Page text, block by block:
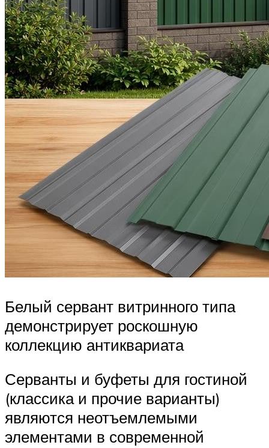
Белый сервант витринного типа
демонстрирует роскошную
коллекцию антиквариата
Серванты и буфеты для гостиной
(классика и прочие варианты)
являются неотъемлемыми
элементами в современной